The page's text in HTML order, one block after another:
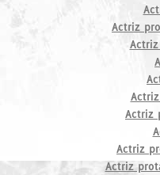
Actriz
Actriz
Actriz
Actriz